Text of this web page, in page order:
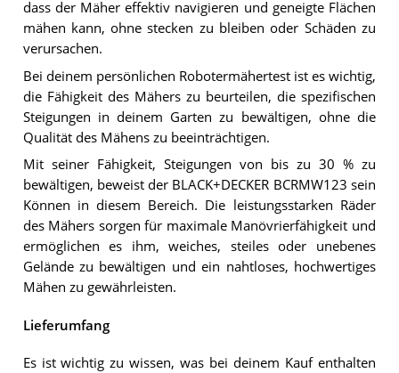
dass der Mäher effektiv navigieren und geneigte Flächen
mähen kann, ohne stecken zu bleiben oder Schäden zu
verursachen.
Bei deinem persönlichen Robotermähertest ist es wichtig,
die Fähigkeit des Mähers zu beurteilen, die spezifischen
Steigungen in deinem Garten zu bewältigen, ohne die
Qualität des Mähens zu beeinträchtigen.
Mit seiner Fähigkeit, Steigungen von bis zu 30 % zu
bewältigen, beweist der BLACK+DECKER BCRMW123 sein
Können in diesem Bereich. Die leistungsstarken Räder
des Mähers sorgen für maximale Manövrierfähigkeit und
ermöglichen es ihm, weiches, steiles oder unebenes
Gelände zu bewältigen und ein nahtloses, hochwertiges
Mähen zu gewährleisten.
Lieferumfang
Es ist wichtig zu wissen, was bei deinem Kauf enthalten